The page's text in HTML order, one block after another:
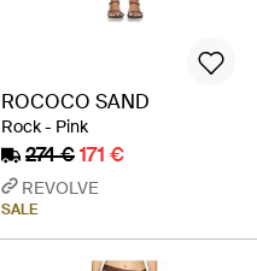
ROCOCO SAND
Rock - Pink
274 €171 €
REVOLVE
SALE